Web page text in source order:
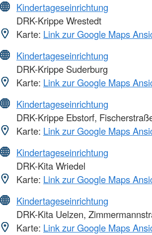
Kindertageseinrichtung
DRK-Krippe Wrestedt
Karte: Link zur Google Maps
Kindertageseinrichtung
DRK-Krippe Suderburg
Karte: Link zur Google Maps
Kindertageseinrichtung
DRK-Krippe Ebstorf,
Karte: Link zur Google Maps
Kindertageseinrichtung
DRK-Kita Wriedel
Karte: Link zur Google Maps
Kindertageseinrichtung
DRK-Kita Uelzen,
Karte: Link zur Google Maps